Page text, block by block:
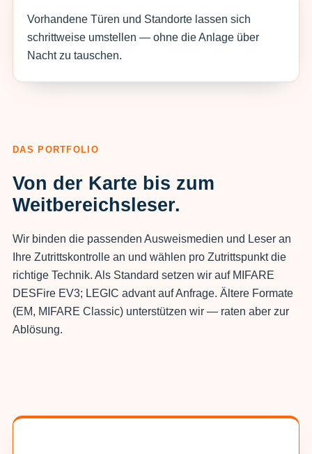
Vorhandene Türen und Standorte lassen sich
schrittweise umstellen — ohne die Anlage über
Nacht zu tauschen.
DAS PORTFOLIO
Von der Karte bis zum
Weitbereichsleser.
Wir binden die passenden Ausweismedien und Leser an
Ihre Zutrittskontrolle an und wählen pro Zutrittspunkt die
richtige Technik. Als Standard setzen wir auf MIFARE
DESFire EV3; LEGIC advant auf Anfrage. Ältere Formate
(EM, MIFARE Classic) unterstützen wir — raten aber zur
Ablösung.